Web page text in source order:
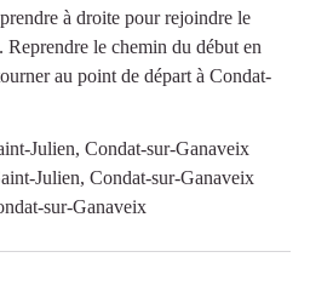
à droite pour rejoindre le
le chemin du début en
au point de départ à Condat-
Julien, Condat-sur-Ganaveix
Julien, Condat-sur-Ganaveix
sur-Ganaveix